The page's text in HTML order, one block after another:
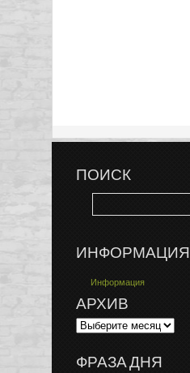
ПОИСК
ИНФОРМАЦИЯ
Информация
АРХИВ
ФРАЗА ДНЯ